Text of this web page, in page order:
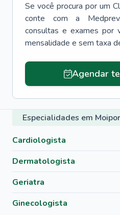
Se você procura por um
conte com a
consultas e exames por
mensalidade e sem taxa
Agendar
Especialidades em
Cardiologista
Dermatologista
Geriatra
Ginecologista